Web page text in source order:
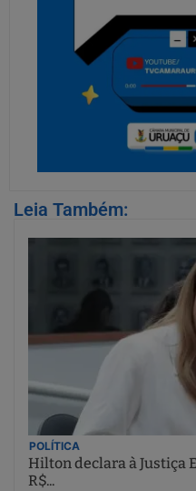
Leia Também:
POLÍTICA
Hilton declara à Justiça
R$...